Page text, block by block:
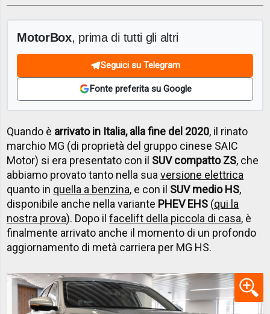
MotorBox, prima di tutti gli altri
Seguici su Telegram
Fonte preferita su Google
Quando è arrivato in Italia, alla fine del 2020, il rinato
marchio MG (di proprietà del gruppo cinese SAIC
Motor) si era presentato con il SUV compatto ZS, che
abbiamo provato tanto nella suaversione elettrica
quanto in quella a benzina, e con il SUV medio HS,
disponibile anche nella variante PHEV EHS (qui la
nostra prova). Dopo ilfacelift della piccola di casa, è
finalmente arrivato anche il momento di un profondo
aggiornamento di metà carriera per MG HS.